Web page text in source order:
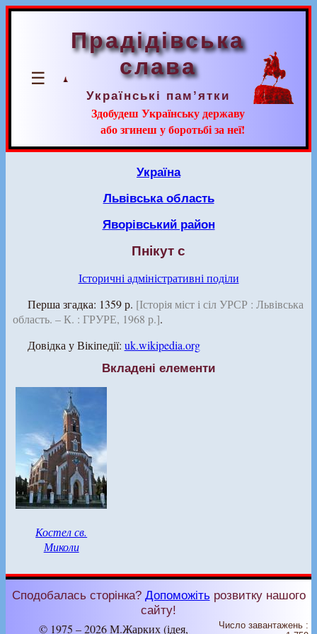
☰
Прадідівська
слава
Українські пам’ятки
Здобудеш Українську державу
або згинеш у боротьбі за неї!
Україна
Львівська область
Яворівський район
Пнікут с
Історичні адміністративні поділи
Перша згадка: 1359 р. [Історія міст і сіл УРСР : Львівська
область. – К. : ГРУРЕ, 1968 р.].
Довідка у Вікіпедії: uk.wikipedia.org
Вкладені елементи
Костел св.
Миколи
Сподобалась сторінка? Допоможітьрозвитку нашого
сайту!
© 1975 – 2026 М.Жарких (ідея,
Число завантажень :